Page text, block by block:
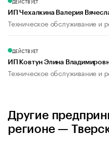
ИП Чехалкина Валерия
Техническое обслуживание и
ДЕЙСТВУЕТ
ИП Ковтун Элина
Техническое обслуживание и
Другие
регионе —